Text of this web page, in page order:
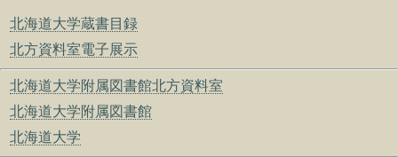
北海道大学蔵書目録
北方資料室電子展示
北海道大学附属図書館北方資料室
北海道大学附属図書館
北海道大学